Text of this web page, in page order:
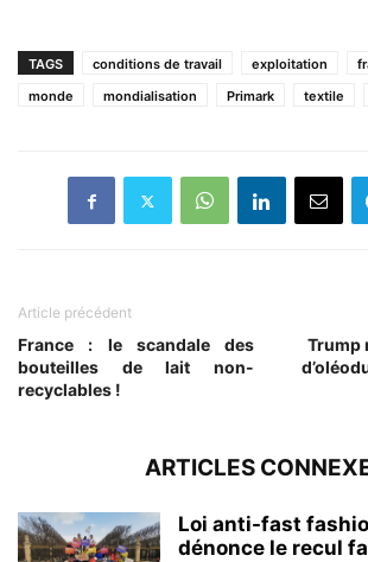
TAGS conditions de travail exploitation
monde
mondialisation Primark textile
Article précédent
France : le scandale des
bouteilles de lait non-
recyclables !
Trump
ARTICLES
Loi anti-fast
dénonce le recul